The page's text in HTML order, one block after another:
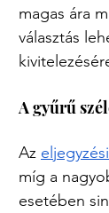
magas ára
választás
A gyűrű
Az
míg a
esetében